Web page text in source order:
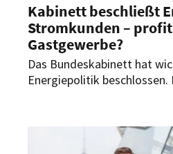
Kabinett beschließt
Stromkunden –
Gastgewerbe?
Das Bundeskabinett hat
Energiepolitik
vorerst nicht geben.